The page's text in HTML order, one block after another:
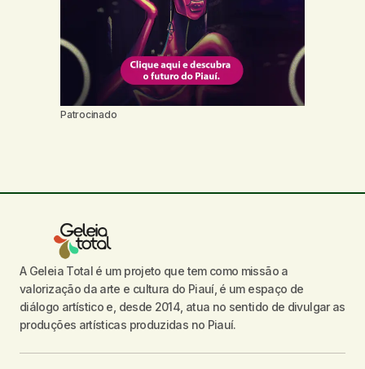
Patrocinado
A Geleia Total é um projeto que tem como missão a
valorização da arte e cultura do Piauí, é um espaço de
diálogo artístico e, desde 2014, atua no sentido de divulgar as
produções artísticas produzidas no Piauí.